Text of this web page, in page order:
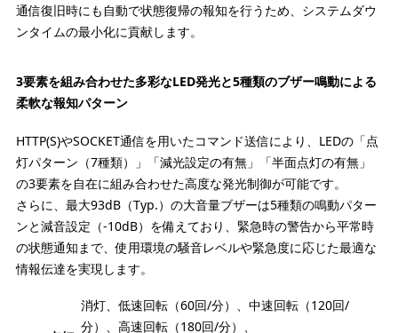
通信復旧時にも自動で状態復帰の報知を行うため、システムダウ
ンタイムの最小化に貢献します。
3要素を組み合わせた多彩なLED発光と5種類のブザー鳴動による
柔軟な報知パターン
HTTP(S)やSOCKET通信を用いたコマンド送信により、LEDの「点
灯パターン（7種類）」「減光設定の有無」「半面点灯の有無」
の3要素を自在に組み合わせた高度な発光制御が可能です。
さらに、最大93dB（Typ.）の大音量ブザーは5種類の鳴動パター
ンと減音設定（-10dB）を備えており、緊急時の警告から平常時
の状態通知まで、使用環境の騒音レベルや緊急度に応じた最適な
情報伝達を実現します。
消灯、低速回転（60回/分）、中速回転（120回/
分）、高速回転（180回/分）、